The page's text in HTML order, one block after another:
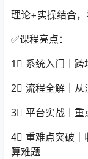
理论+实操结合，
✅课程亮点：
1⃣️ 系统入门｜
2⃣️ 流程全解｜从
3⃣️ 平台实战｜重
4⃣️ 重难点突破｜
算难题